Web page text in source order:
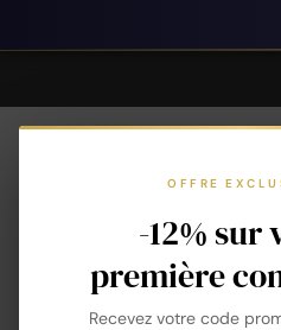
OFFRE
-12% sur
première
Recevez votre code